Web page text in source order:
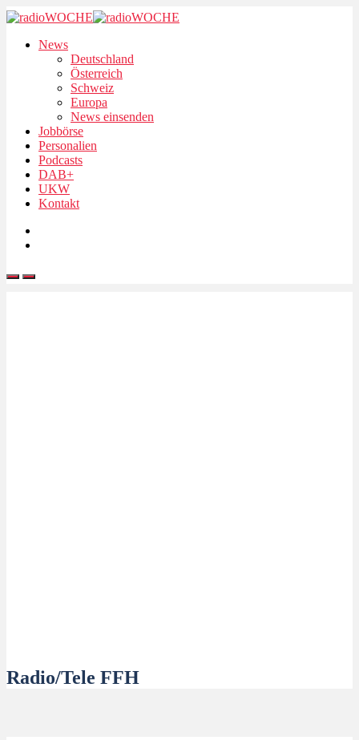
News
Deutschland
Österreich
Schweiz
Europa
News einsenden
Jobbörse
Personalien
Podcasts
DAB+
UKW
Kontakt
Radio/Tele FFH